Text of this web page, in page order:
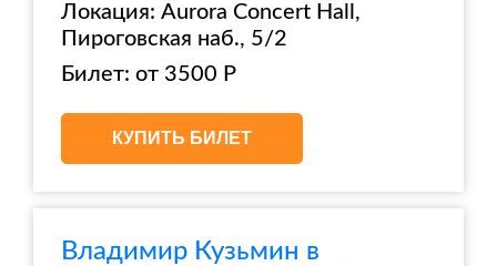
Локация: Aurora Concert Hall,
Пироговская наб., 5/2
Билет: от 3500 Р
КУПИТЬ БИЛЕТ
Владимир Кузьмин в